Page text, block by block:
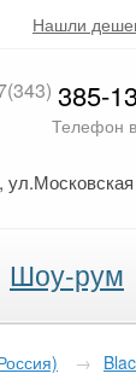
Нашли
385-
Телефон
Шоу-рум
→